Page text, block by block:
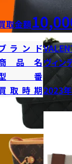
取金額
ランド
品名ヴィン
番
取時期2023